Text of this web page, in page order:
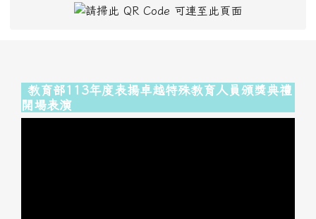
頁尾區域內容
教育部113年度表揚卓越特殊教育人員頒獎典禮
開場表演